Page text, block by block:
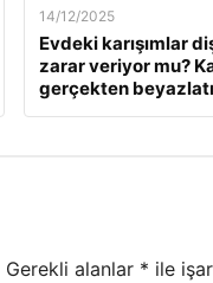
14/12/2025
Evdeki karışımlar
zarar veriyor mu?
gerçekten
Gerekli alanlar * ile